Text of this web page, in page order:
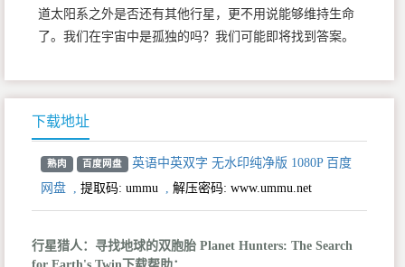
道太阳系之外是否还有其他行星，更不用说能够维持生命
了。我们在宇宙中是孤独的吗？我们可能即将找到答案。
下载地址
熟肉 百度网盘
英语中英双字 无水印纯净版 1080P 百度
网盘 , 提取码: ummu , 解压密码: www.ummu.net
行星猎人：寻找地球的双胞胎 Planet Hunters: The Search